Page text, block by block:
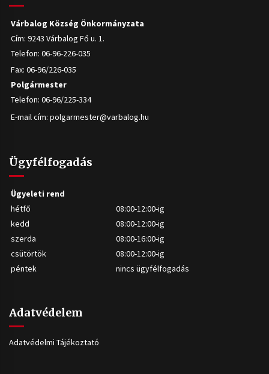
Várbalog Község Önkormányzata
Cím: 9243 Várbalog Fő u. 1.
Telefon: 06-96-226-035
Fax: 06-96/226-035
Polgármester
Telefon: 06-96/225-334
E-mail cím: polgarmester@varbalog.hu
Ügyfélfogadás
Ügyeleti rend
hétfő
08:00-12:00-ig
kedd
08:00-12:00-ig
szerda
08:00-16:00-ig
csütörtök
08:00-12:00-ig
péntek
nincs ügyfélfogadás
Adatvédelem
Adatvédelmi Tájékoztató